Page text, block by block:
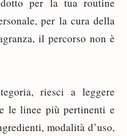
per la cura della
il percorso non è
riesci a leggere
le linee più pertinenti e
modalità d’uso,